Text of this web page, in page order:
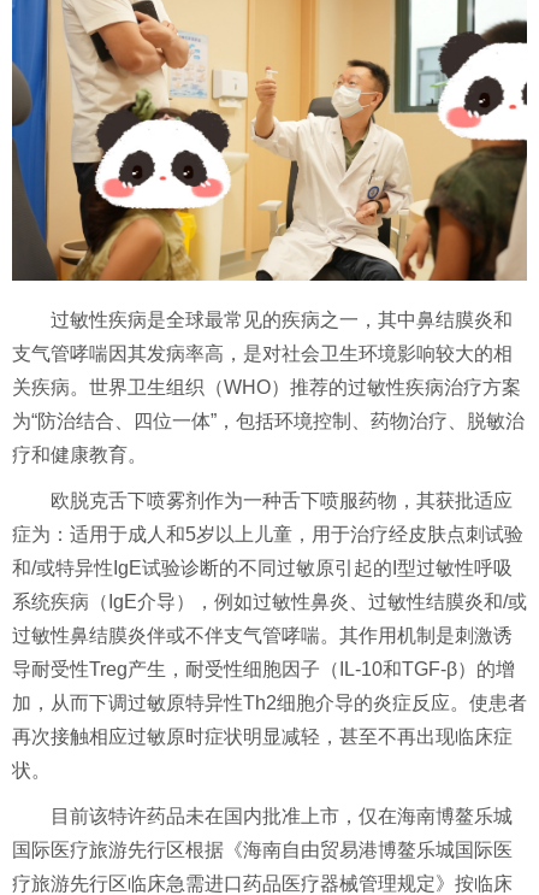
过敏性疾病是全球最常见的疾病之一，其中鼻结膜炎和
支气管哮喘因其发病率高，是对社会卫生环境影响较大的相
关疾病。世界卫生组织（WHO）推荐的过敏性疾病治疗方案
为“防治结合、四位一体”，包括环境控制、药物治疗、脱敏治
疗和健康教育。
欧脱克舌下喷雾剂作为一种舌下喷服药物，其获批适应
症为：适用于成人和5岁以上儿童，用于治疗经皮肤点刺试验
和/或特异性IgE试验诊断的不同过敏原引起的I型过敏性呼吸
系统疾病（IgE介导），例如过敏性鼻炎、过敏性结膜炎和/或
过敏性鼻结膜炎伴或不伴支气管哮喘。其作用机制是刺激诱
导耐受性Treg产生，耐受性细胞因子（IL-10和TGF-β）的增
加，从而下调过敏原特异性Th2细胞介导的炎症反应。使患者
再次接触相应过敏原时症状明显减轻，甚至不再出现临床症
状。
目前该特许药品未在国内批准上市，仅在海南博鳌乐城
国际医疗旅游先行区根据《海南自由贸易港博鳌乐城国际医
疗旅游先行区临床急需进口药品医疗器械管理规定》按临床